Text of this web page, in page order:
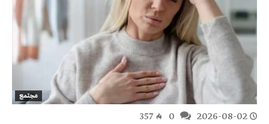
مجتمع
2026-08-02
357